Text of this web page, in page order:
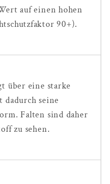
auf einen hohen
90+).
über eine starke
dadurch seine
Falten sind daher
zu sehen.